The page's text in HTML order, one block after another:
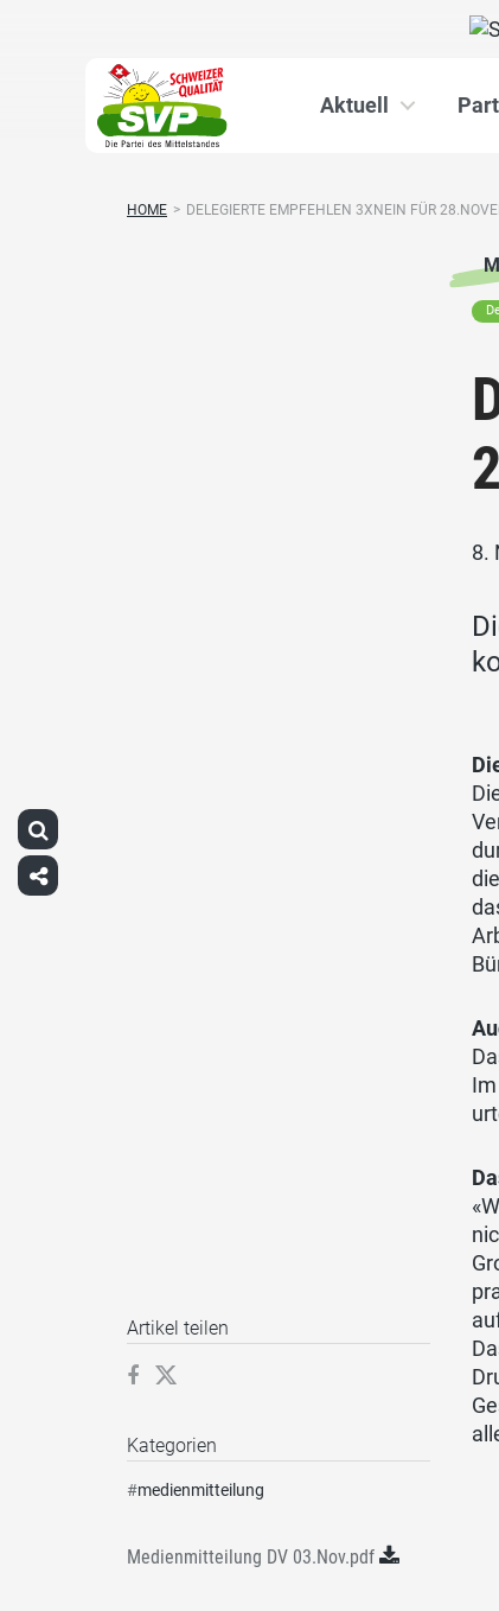
Aktuell
HOME > DELEGIERTE EMPFEHLEN 3XNEIN FÜR
8.
Artikel teilen
Kategorien
#medienmitteilung
Medienmitteilung DV 03.Nov.pdf